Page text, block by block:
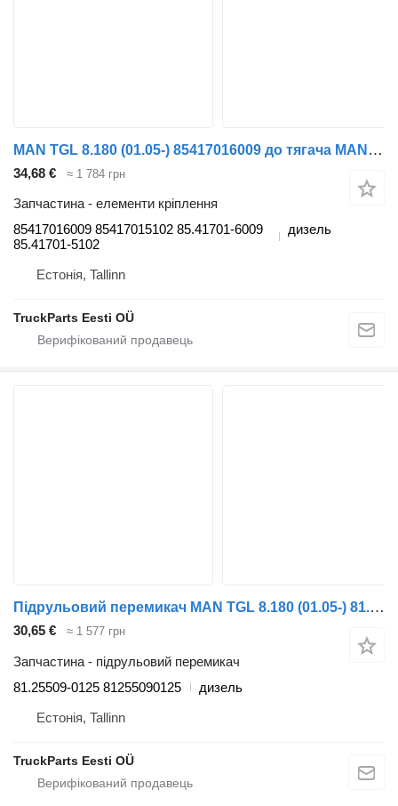
MAN TGL 8.180 (01.05-) 85417016009 до тягача MAN TGL, TGM, TGS, TGX (2005-2021)
34,68 € ≈ 1 784 грн
Запчастина - елементи кріплення
85417016009 85417015102 85.41701-6009
85.41701-5102
дизель
Естонія, Tallinn
TruckParts Eesti OÜ
Підрульовий перемикач MAN TGL 8.180 (01.05-) 81.25509-0125 до тягача MAN TGL, TGM, TGS, TGX (2005-2021)
30,65 € ≈ 1 577 грн
Запчастина - підрульовий перемикач
81.25509-0125 81255090125
дизель
Естонія, Tallinn
TruckParts Eesti OÜ